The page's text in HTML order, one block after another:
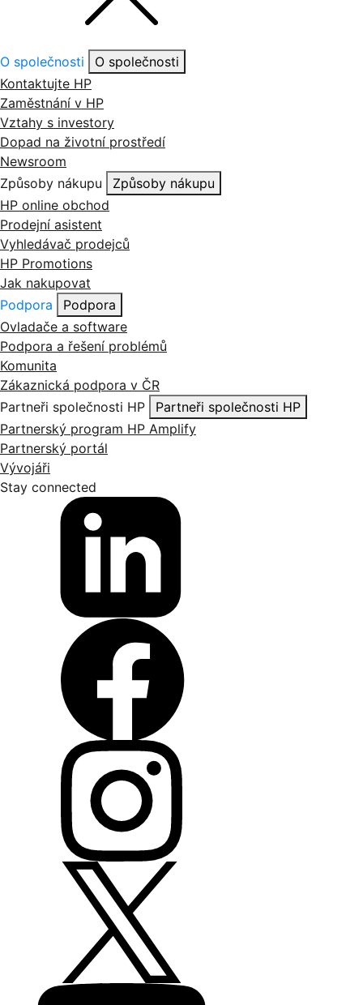
O společnosti
O společnosti
Kontaktujte HP
Zaměstnání v HP
Vztahy s investory
Dopad na životní prostředí
Newsroom
Způsoby nákupu
Způsoby nákupu
HP online obchod
Prodejní asistent
Vyhledávač prodejců
HP Promotions
Jak nakupovat
Podpora
Podpora
Ovladače a software
Podpora a řešení problémů
Komunita
Zákaznická podpora v ČR
Partneři společnosti HP
Partneři společnosti HP
Partnerský program HP Amplify
Partnerský portál
Vývojáři
Stay connected